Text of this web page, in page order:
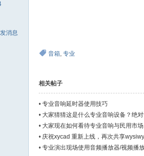
发消息
音箱, 专业
相关帖子
• 专业音响延时器使用技巧
• 大家猜猜这是什么专业音响设备？绝
• 大家现在如何看待专业音响与民用市场
• 庆祝xycad 重新上线，再次共享
• 专业演出现场使用音频播放器/视频播